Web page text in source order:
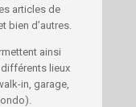
articles de
bien d’autres.
ainsi
différents lieux
in, garage,